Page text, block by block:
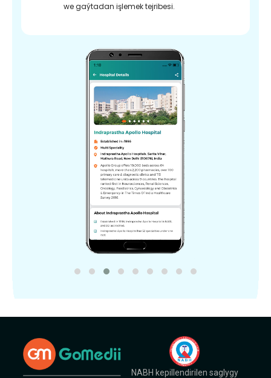
we gaýtadan işlemek tejribesi.
NABH kepillendirilen saglygy